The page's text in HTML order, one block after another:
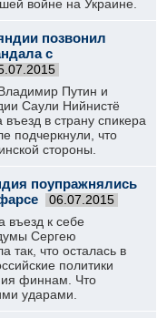
войне на Украине.
позвонил
с
Путин и
Саули Нийнистё
в страну спикера
подчеркнули, что
стороны.
поупражнялись
06.07.2015
въезд к себе
Сергею
так, что осталась в
политики
финнам. Что
ударами.